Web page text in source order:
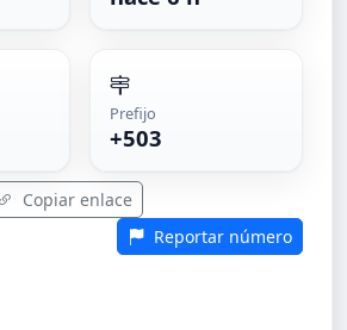
Prefijo
+503
Copiar enlace
Reportar número